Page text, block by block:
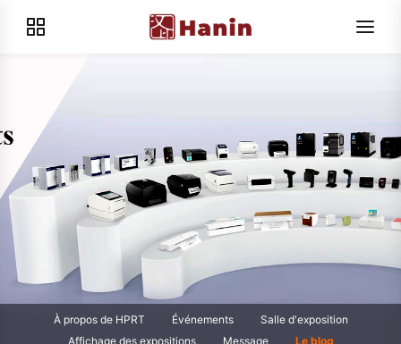
À propos de HPRT Événements
Salle d'exposition
Affichage des expositions
Message Le blog